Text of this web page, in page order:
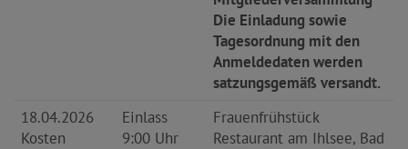
Die Einladung sowie
Tagesordnung mit den
Anmeldedaten werden
satzungsgemäß versandt.
18.04.2026
Kosten
Einlass
9:00 Uhr
Frauenfrühstück
Restaurant am Ihlsee, Bad